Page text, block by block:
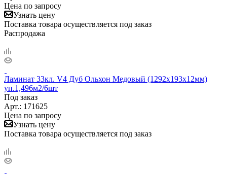
Цена по запросу
Узнать цену
Поставка товара осуществляется под заказ
Распродажа
Ламинат 33кл. V4 Дуб Ольхон Медовый (1292х193х12мм)
уп.1,496м2/6шт
Под заказ
Арт.: 171625
Цена по запросу
Узнать цену
Поставка товара осуществляется под заказ